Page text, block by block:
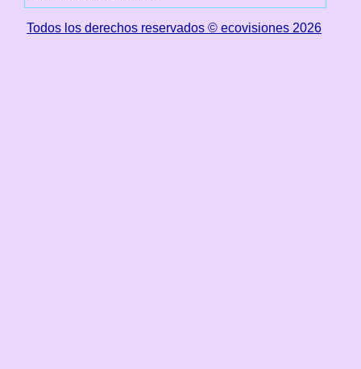
Todos los derechos reservados © ecovisiones 2026